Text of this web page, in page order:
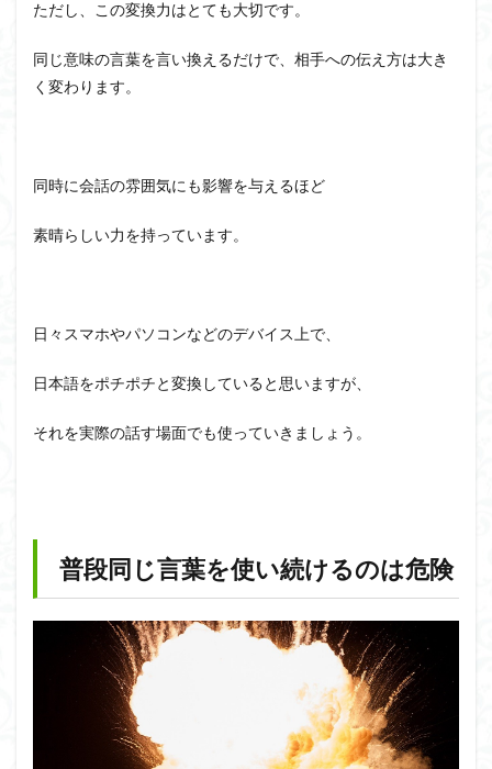
ただし、この変換力はとても大切です。
同じ意味の言葉を言い換えるだけで、相手への伝え方は大き
く変わります。
同時に会話の雰囲気にも影響を与えるほど
素晴らしい力を持っています。
日々スマホやパソコンなどのデバイス上で、
日本語をポチポチと変換していると思いますが、
それを実際の話す場面でも使っていきましょう。
普段同じ言葉を使い続けるのは危険